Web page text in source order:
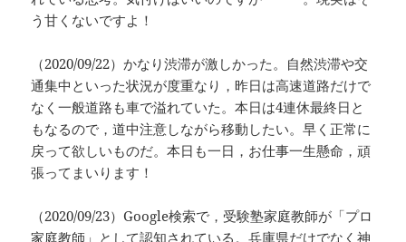
う甘くないですよ！
（2020/09/22）かなり渋滞が激しかった。自然渋滞や交
通集中といった状況が度重なり，昨日は高速道路だけで
なく一般道路も車で溢れていた。本日は4連休最終日と
もなるので，道中注意しながら移動したい。早く正常に
戻って欲しいものだ。本日も一日，お仕事一生懸命，頑
張ってまいります！
（2020/09/23）Google検索で，受験塾家庭教師が「プロ
家庭教師」として認知されている。兵庫県だけでなく神